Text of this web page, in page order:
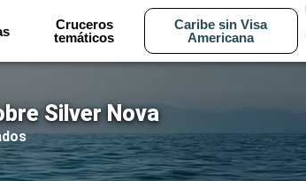
Cruceros
temáticos
Caribe sin Visa
Americana
Silver Nova